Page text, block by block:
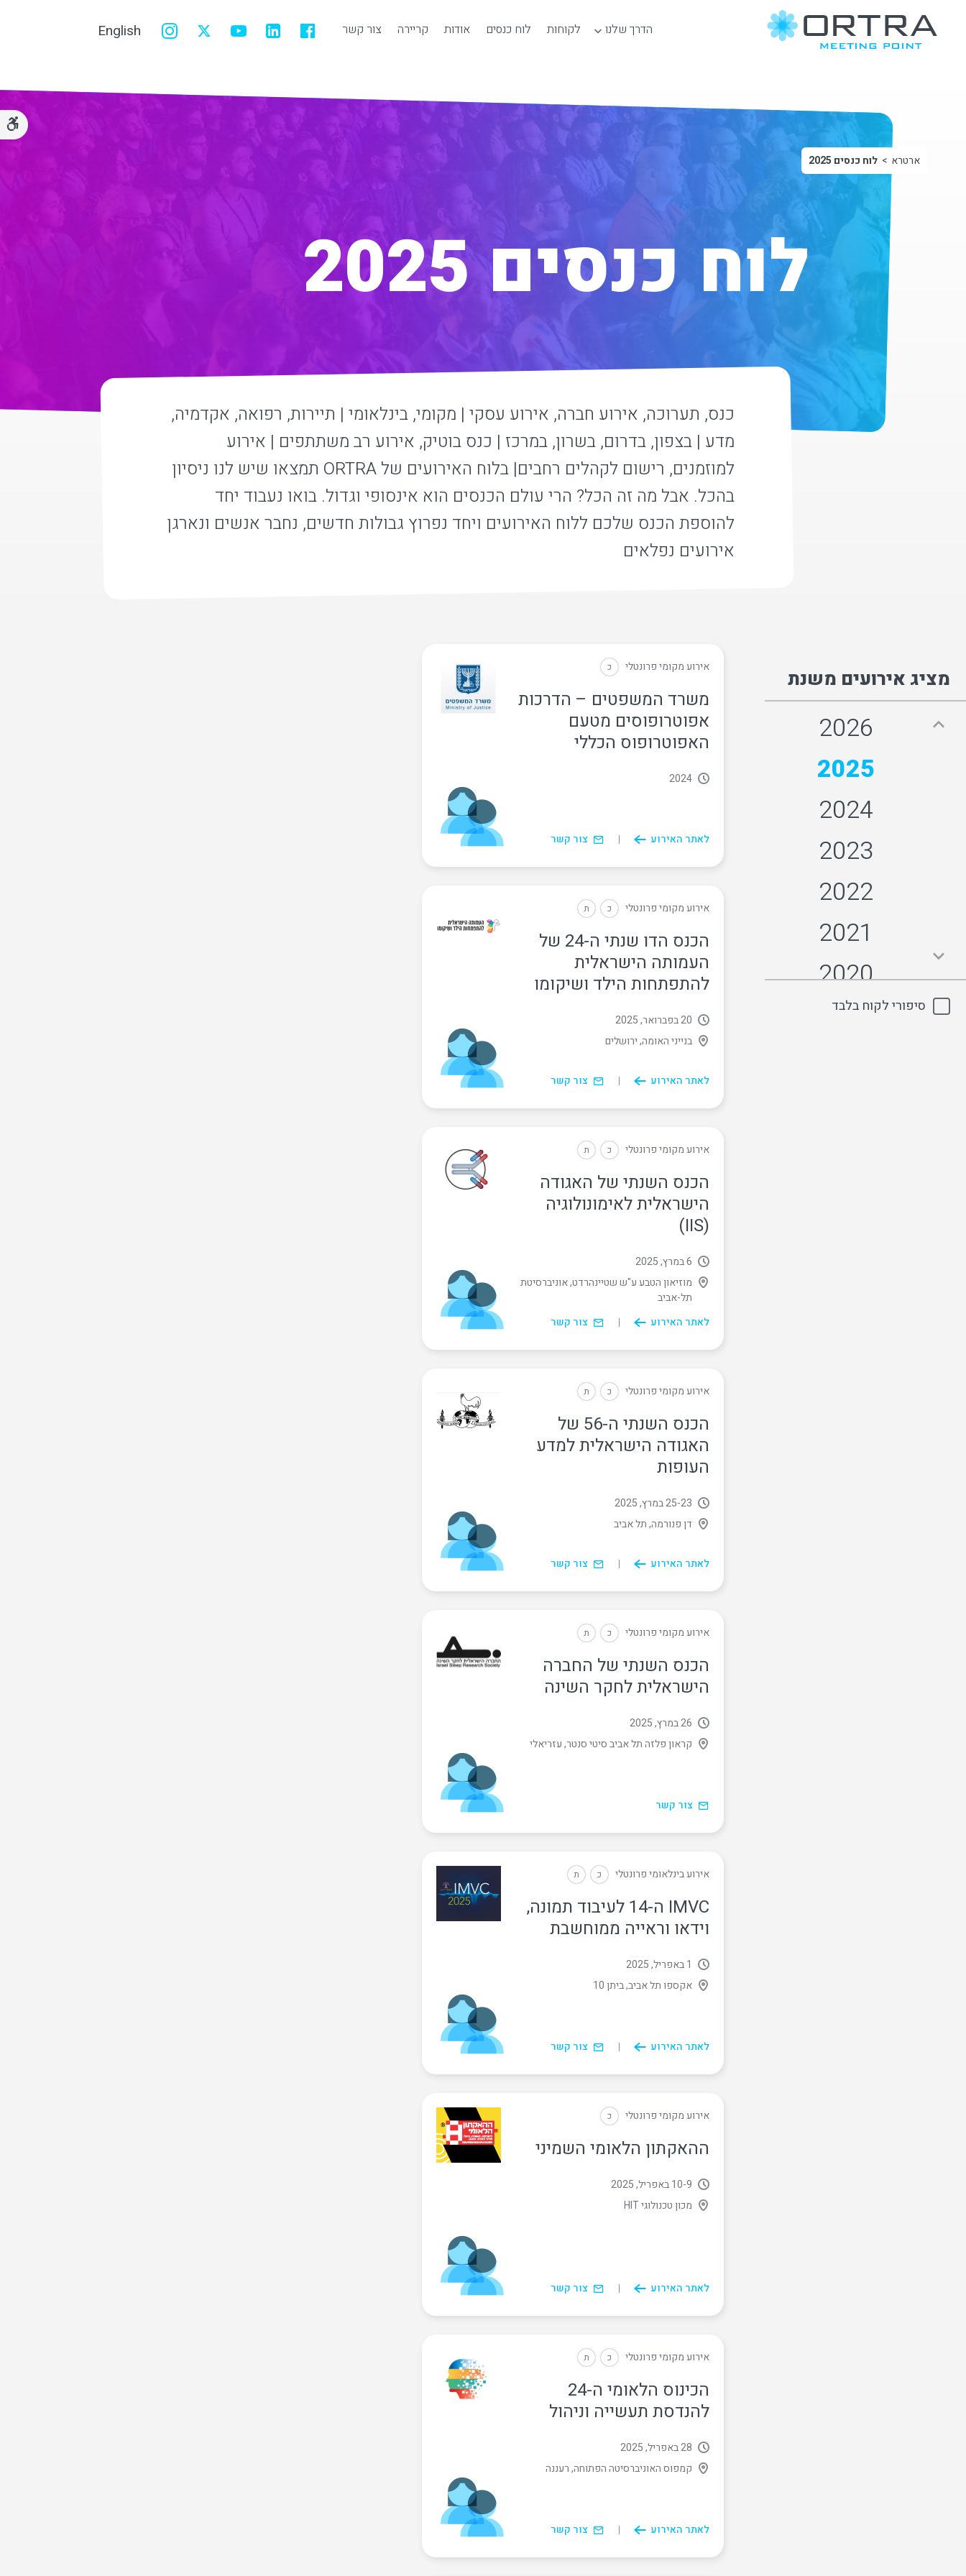
הדרך שלנו לקוחות לוח כנסים אודות קריירה צור קשר English
ארטרא לוח כנסים 2025
לוח כנסים 2025
כנס, תערוכה, אירוע חברה, אירוע עסקי | מקומי, בינלאומי | תיירות, רפואה, אקדמיה,
מדע | בצפון, בדרום, בשרון, במרכז | כנס בוטיק, אירוע רב משתתפים | אירוע
למוזמנים, רישום לקהלים רחבים| בלוח האירועים של ORTRA תמצאו שיש לנו ניסיון
בהכל. אבל מה זה הכל? הרי עולם הכנסים הוא אינסופי וגדול. בואו נעבוד יחד
להוספת הכנס שלכם ללוח האירועים ויחד נפרוץ גבולות חדשים, נחבר אנשים ונארגן
אירועים נפלאים
מציג אירועים משנת
2026
2025
2024
2023
2022
2021
2020
2019
סיפורי לקוח בלבד
משרד המשפטים – הדרכות
אפוטרופוסים מטעם
האפוטרופוס הכללי
אירוע מקומי פרונטלי כ
2024
לאתר האירוע צור קשר
הכנס הדו שנתי ה-24 של
העמותה הישראלית
‏להתפתחות הילד ושיקומו
אירוע מקומי פרונטלי כ ת
20 בפברואר, 2025
בנייני האומה, ירושלים
לאתר האירוע צור קשר
הכנס השנתי של האגודה
הישראלית לאימונולוגיה‏
(IIS)
אירוע מקומי פרונטלי כ ת
6 במרץ, 2025
מוזיאון הטבע ע"ש שטיינהרדט, אוניברסיטת
תל-אביב
לאתר האירוע
צור קשר
הכנס השנתי ה-56 של
האגודה הישראלית למדע
העופות
אירוע מקומי פרונטלי כ ת
23
‏-25 במרץ, 2025
דן פנורמה, תל אביב
לאתר האירוע צור קשר
הכנס השנתי של החברה
הישראלית לחקר השינה
אירוע מקומי פרונטלי כ ת
26 במרץ, 2025
קראון פלזה תל אביב סיטי סנטר, עזריאלי ‏
צור קשר
IMVC ה-14 לעיבוד תמונה,
וידאו וראייה ממוחשבת
אירוע בינלאומי פרונטלי כ ת
1 באפריל, 2025
אקספו תל אביב, ביתן 10
לאתר האירוע צור קשר
ההאקתון הלאומי השמיני
אירוע מקומי פרונטלי כ
9
‏-10 באפריל, 2025
מכון טכנולוגי ‏HIT
לאתר האירוע צור קשר
הכינוס הלאומי ה-24
להנדסת תעשייה וניהול
אירוע מקומי פרונטלי כ ת
28 באפריל, 2025
קמפוס האוניברסיטה הפתוחה, רעננה
לאתר האירוע צור קשר